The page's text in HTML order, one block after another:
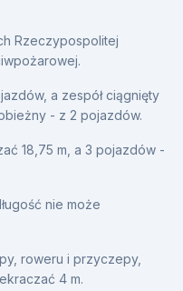
Rzeczypospolitej
a zespół ciągnięty
- z 2 pojazdów.
18,75 m, a 3 pojazdów -
nie może
roweru i przyczepy,
4 m.